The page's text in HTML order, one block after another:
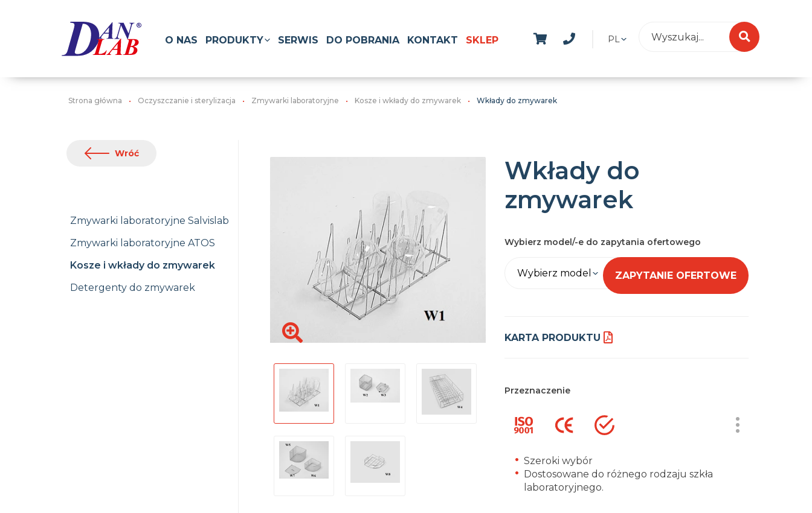
PL
O NAS PRODUKTY SERWIS DO POBRANIA KONTAKT SKLEP
Strona główna Oczyszczanie i sterylizacja Zmywarki laboratoryjne Kosze i wkłady do zmywarek Wkłady do zmywarek
Wróć
Zmywarki laboratoryjne Salvislab
Zmywarki laboratoryjne ATOS
Kosze i wkłady do zmywarek
Detergenty do zmywarek
Wkłady do
zmywarek
Wybierz model/-e do zapytania ofertowego
Wybierz model ZAPYTANIE OFERTOWE
KARTA PRODUKTU
Przeznaczenie
Szeroki wybór
Dostosowane do różnego rodzaju szkła
laboratoryjnego.